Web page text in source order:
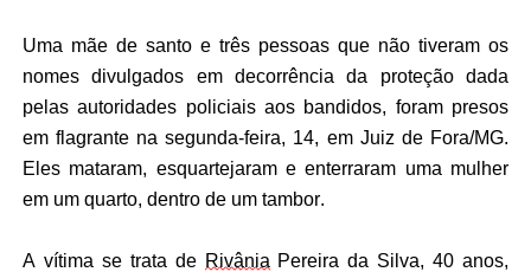
Uma mãe de santo e três pessoas que não tiveram os
nomes divulgados em decorrência da proteção dada
pelas autoridades policiais aos bandidos, foram presos
em flagrante na segunda-feira, 14, em Juiz de Fora/MG.
Eles mataram, esquartejaram e enterraram uma mulher
em um quarto, dentro de um tambor.
A vítima se trata de Rivânia Pereira da Silva, 40 anos,